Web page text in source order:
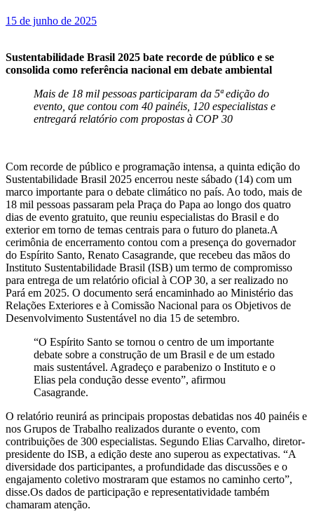
Posted
15 de junho de 2025
Sustentabilidade Brasil 2025 bate recorde de público e se
consolida como referência nacional em debate ambiental
Mais de 18 mil pessoas participaram da 5ª edição do
evento, que contou com 40 painéis, 120 especialistas e
entregará relatório com propostas à COP 30
Com recorde de público e programação intensa, a quinta edição do
Sustentabilidade Brasil 2025 encerrou neste sábado (14) com um
marco importante para o debate climático no país. Ao todo, mais de
18 mil pessoas passaram pela Praça do Papa ao longo dos quatro
dias de evento gratuito, que reuniu especialistas do Brasil e do
exterior em torno de temas centrais para o futuro do planeta.A
cerimônia de encerramento contou com a presença do governador
do Espírito Santo, Renato Casagrande, que recebeu das mãos do
Instituto Sustentabilidade Brasil (ISB) um termo de compromisso
para entrega de um relatório oficial à COP 30, a ser realizado no
Pará em 2025. O documento será encaminhado ao Ministério das
Relações Exteriores e à Comissão Nacional para os Objetivos de
Desenvolvimento Sustentável no dia 15 de setembro.
“O Espírito Santo se tornou o centro de um importante
debate sobre a construção de um Brasil e de um estado
mais sustentável. Agradeço e parabenizo o Instituto e o
Elias pela condução desse evento”, afirmou
Casagrande.
O relatório reunirá as principais propostas debatidas nos 40 painéis e
nos Grupos de Trabalho realizados durante o evento, com
contribuições de 300 especialistas. Segundo Elias Carvalho, diretor-
presidente do ISB, a edição deste ano superou as expectativas. “A
diversidade dos participantes, a profundidade das discussões e o
engajamento coletivo mostraram que estamos no caminho certo”,
disse.Os dados de participação e representatividade também
chamaram atenção.